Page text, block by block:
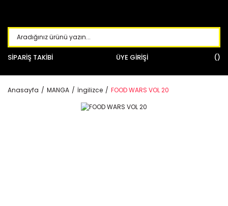
SİPARİŞ TAKİBİ ÜYE GİRİŞİ
Anasayfa MANGA İngilizce FOOD WARS VOL 20